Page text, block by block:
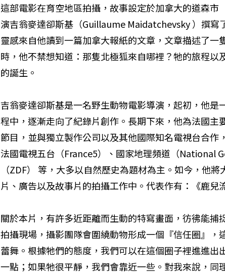
這部電影在育空地區拍攝，故事設定於加拿大的道森市
演吉翁麥達卻斯基（Guillaume Maidatchevsky ）撰寫
靈感來自他讀到一篇加拿大報紙的文章，文章描述了一
時，他不禁想知道：那隻北極狐來自哪裡？牠的旅程以
的誕生。
吉翁麥達卻斯基是一名野生動物電影導演，起初，他是
程中，逐漸走向了紀錄片創作。長期下來，他為法國主
節目，並與獨立製作公司以及其他國際知名電視台合作
法國電視五台（France5）、國家地理頻道（National
（ZDF） 等，大多以自然歷史為題材為主。如今，他
片、廣告以及故事片的拍攝工作中。代表作有：《鹿
關於本片，有許多近距離而生動的特寫畫面，彷彿能捕
拍攝現場，攝影團隊會圍繞動物形成一個『信任圈』，
蕾舞。根據牠們的態度，我們可以在這個圈子裡進進出
一點；如果牠很平靜，我們會靠近一些。對我來說，同